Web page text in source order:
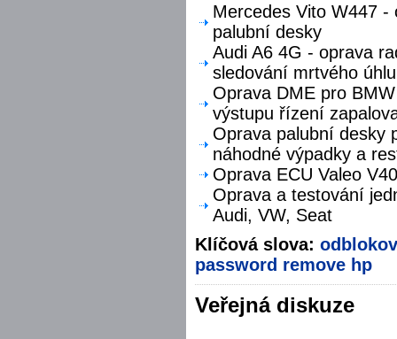
Mercedes Vito W447
palubní desky
Audi A6 4G - oprava
sledování mrtvého úhlu
Oprava DME pro
výstupu řízení
Oprava palubní desky
náhodné výpadky a
Oprava ECU Valeo
Oprava a testování
Audi, VW, Seat
Klíčová slova:
password remove hp
Veřejná diskuze